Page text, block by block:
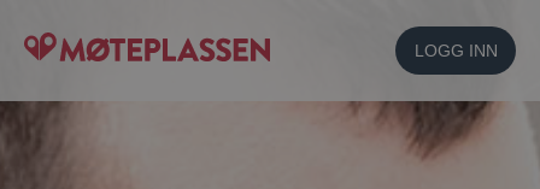
LOGG INN